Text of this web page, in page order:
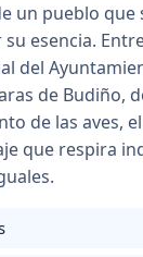
un pueblo que
esencia.
del
de Budiño,
de las aves,
que respira